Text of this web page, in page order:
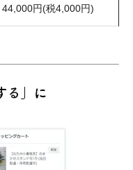
44,000円(税4,000円)